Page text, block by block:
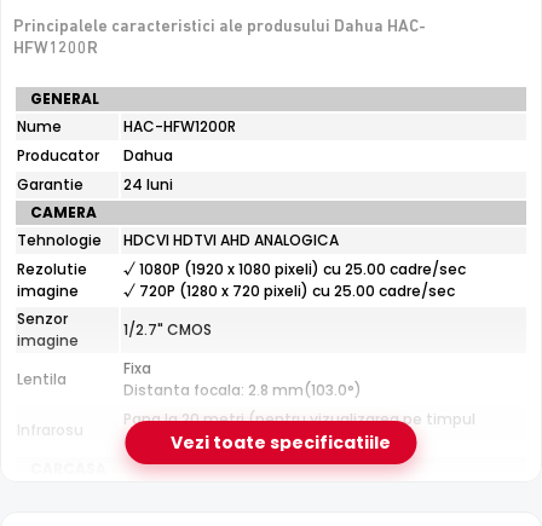
e-Camere.ro recomanda acest produs pentru:
Infrarosu 20m
Dahua HAC-HFW1200R dispune de iluminare infrarosu cu
raza de actiune de pana la
clara pe intuneric total. LED-urile IR sunt invizibile ochiului
uman si nu deranjeaza.
Principalele caracteristici ale produsului Dahua HAC-
HFW1200R
Specificatii
tehnice
Dahua
HAC-
HFW1200R
GENERAL
Nume
HAC-HFW1200R
Producator
Dahua
Garantie
24 luni
CAMERA
Tehnologie
HDCVI HDTVI AHD ANALOGICA
Rezolutie
imagine
√ 1080P (1920 x 1080 pixeli) cu 25.00 cadre/sec
√ 720P (1280 x 720 pixeli) cu 25.00 cadre/sec
Senzor
imagine
1/2.7" CMOS
Lentila
Fixa
Distanta focala: 2.8 mm(103.0°)
Infrarosu
Pana la 20 metri (pentru vizualizarea pe timpul
noptii)Vezi toate specificatiile